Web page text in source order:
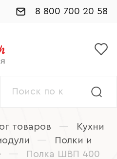
8 800 700 20 58
товаров —
Кухни
—
Полки и
— Полка ШВП 400